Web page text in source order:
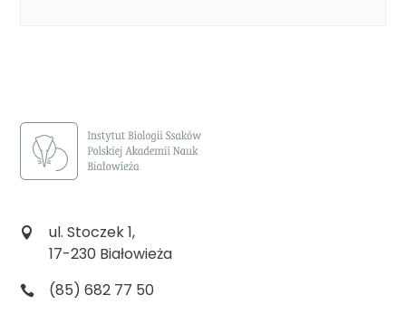
ul. Stoczek 1,
17-230 Białowieża
(85) 682 77 50